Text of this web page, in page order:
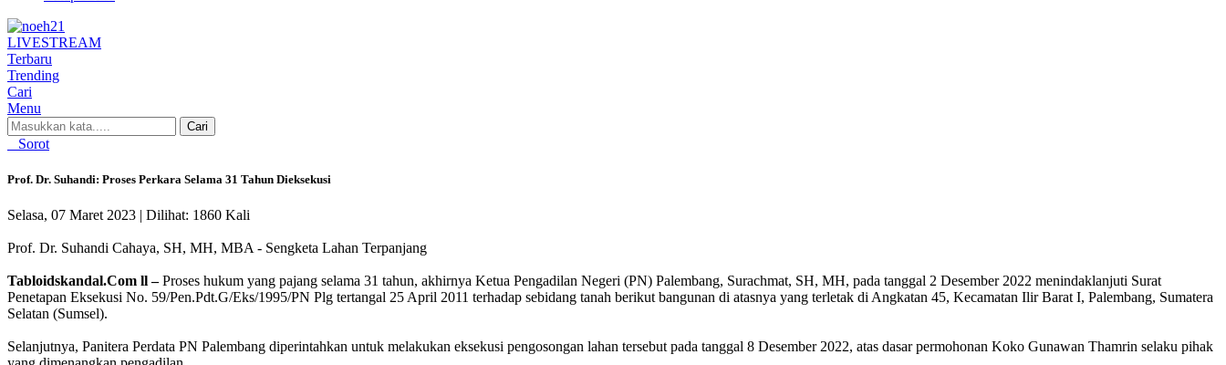
LIVESTREAM
Terbaru
Trending
Cari
Menu
Cari
Sorot
Prof. Dr. Suhandi: Proses Perkara Selama 31 Tahun Dieksekusi
Selasa, 07 Maret 2023 | Dilihat: 1860 Kali
Prof. Dr. Suhandi Cahaya, SH, MH, MBA - Sengketa Lahan Terpanjang
Tabloidskandal.Com ll –Proses hukum yang pajang selama 31 tahun, akhirnya Ketua Pengadilan Negeri (PN) Palembang, Surachmat, SH, MH, pada tanggal 2 Desember 2022 menindaklanjuti Surat
Penetapan Eksekusi No. 59/Pen.Pdt.G/Eks/1995/PN Plg tertangal 25 April 2011 terhadap sebidang tanah berikut bangunan di atasnya yang terletak di Angkatan 45, Kecamatan Ilir Barat I, Palembang, Sumatera
Selatan (Sumsel).
Selanjutnya, Panitera Perdata PN Palembang diperintahkan untuk melakukan eksekusi pengosongan lahan tersebut pada tanggal 8 Desember 2022, atas dasar permohonan Koko Gunawan Thamrin selaku pihak